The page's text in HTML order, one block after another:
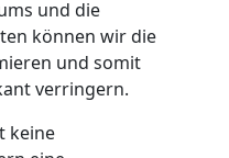
und die
können wir die
und somit
verringern.
keine